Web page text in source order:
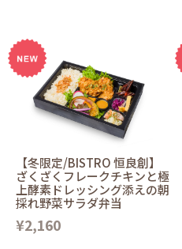
【冬限定/BISTRO 恒良創】
ざくざくフレークチキンと極
上酵素ドレッシング添えの朝
採れ野菜サラダ弁当
¥2,160